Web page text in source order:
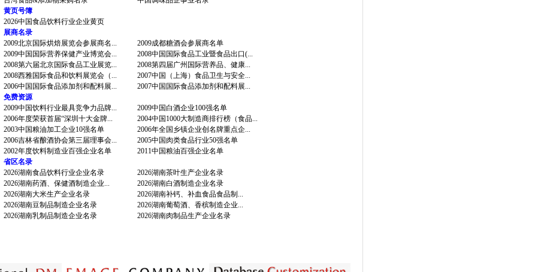
黄页号簿
2026中国食品饮料行业企业黄页
展商名录
2009北京国际烘焙展览会参展商名...
2009成都糖酒会参展商名单
2009中国国际营养保健产业博览会...
2008中国国际食品工业暨食品出口(...
2008第六届北京国际食品工业展览...
2008第四届广州国际营养品、健康...
2008西雅国际食品和饮料展览会（...
2007中国（上海）食品卫生与安全...
2006中国国际食品添加剂和配料展...
2007中国国际食品添加剂和配料展...
免费资源
2009中国饮料行业最具竞争力品牌...
2009中国白酒企业100强名单
2006年度荣获首届“深圳十大金牌...
2004中国1000大制造商排行榜（食品...
2003中国粮油加工企业10强名单
2006年全国乡镇企业创名牌重点企...
2006吉林省酿酒协会第三届理事会...
2005中国肉类食品行业50强名单
2002年度饮料制造业百强企业名单
2011中国粮油百强企业名单
省区名录
2026湖南食品饮料行业企业名录
2026湖南茶叶生产企业名录
2026湖南药酒、保健酒制造企业...
2026湖南白酒制造企业名录
2026湖南大米生产企业名录
2026湖南补钙、补血食品食品制...
2026湖南豆制品制造企业名录
2026湖南葡萄酒、香槟制造企业...
2026湖南乳制品制造企业名录
2026湖南肉制品生产企业名录